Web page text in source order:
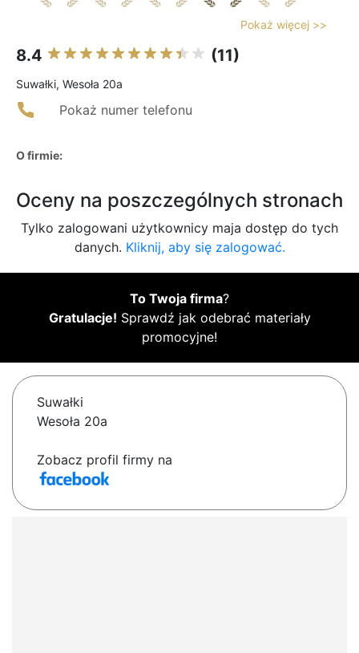
Pokaż więcej >>
8.4 (11)
Suwałki, Wesoła 20a
Pokaż numer telefonu
O firmie:
Oceny na poszczególnych stronach
Tylko zalogowani użytkownicy maja dostęp do tych
danych. Kliknij, aby się zalogować.
To Twoja firma?
Gratulacje! Sprawdź jak odebrać materiały
promocyjne!
Suwałki
Wesoła 20a
Zobacz profil firmy na